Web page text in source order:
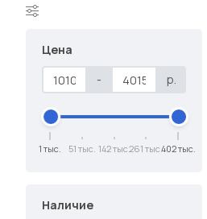
Цена
-
р.
1 тыс. 51 тыс. 142 тыс.261 тыс.402 тыс.
Наличие